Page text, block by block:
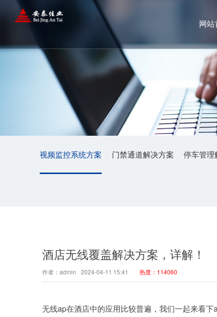
网站
视频监控系统方案 门禁通道解决方案 停车管理
酒店无线覆盖解决方案，详解！
作者：admin 2024-04-11 15:41 热度：114060
无线ap在酒店中的应用比较普遍，我们一起来看